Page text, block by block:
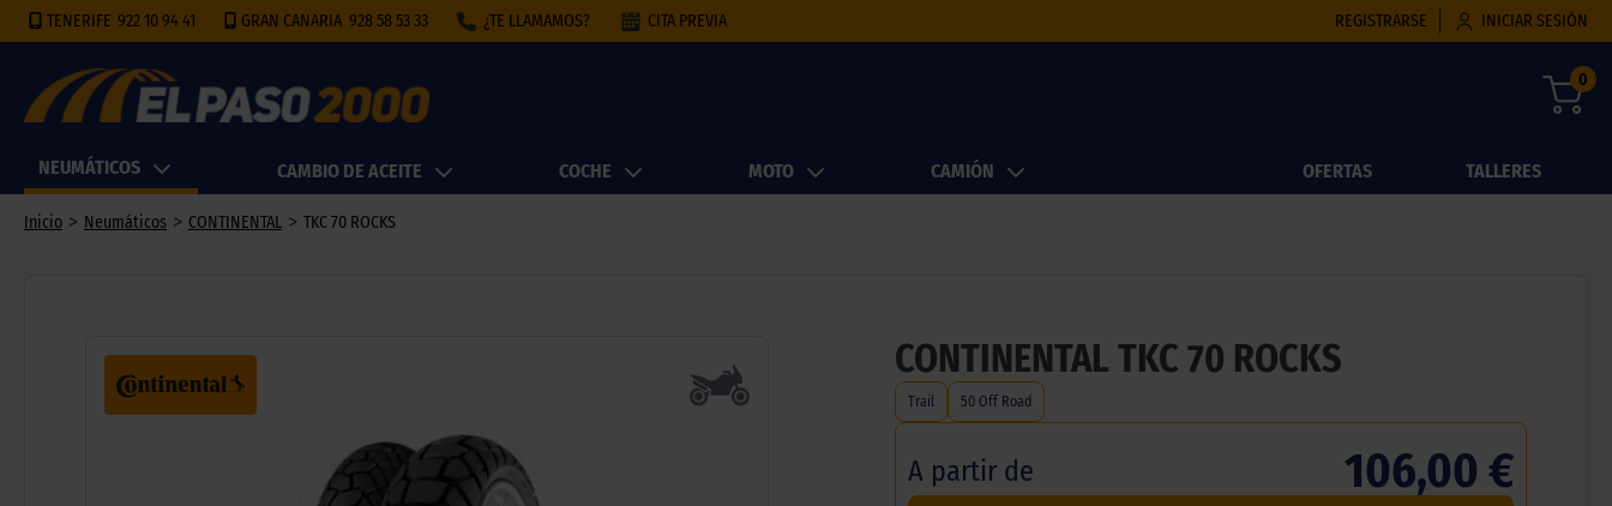
TENERIFE 922 10 94 41 GRAN CANARIA 928 58 53 33 ¿TE LLAMAMOS? CITA PREVIA REGISTRARSE INICIAR SESIÓN
0
NEUMÁTICOS CAMBIO DE ACEITE COCHE MOTO CAMIÓN OFERTAS TALLERES
Inicio > Neumáticos > CONTINENTAL > TKC 70 ROCKS
CONTINENTAL TKC 70 ROCKS
Trail 50 Off Road
A partir de 106,00 €